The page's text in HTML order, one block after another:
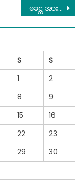
ဖခင္က အားနည္းၿပီးမူးလဲေနေပမယ့္ သားသမီးကိုလက္က လႊတ္မခ်ရက္တဲ့ ဖခင္တစ္ေယာက္ရဲ႕အႏႈိင္းမဲ့ေမတၱာ
S
S
1
2
8
9
15
16
22
23
29
30